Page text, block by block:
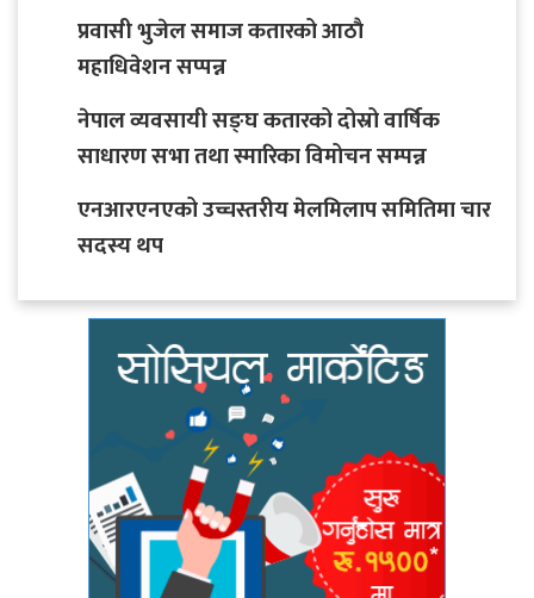
प्रवासी भुजेल समाज कतारको आठाै
महाधिवेशन सप्पन्न
नेपाल व्यवसायी सङ्घ कतारको दोस्रो वार्षिक
साधारण सभा तथा स्मारिका विमोचन सम्पन्न
एनआरएनएको उच्चस्तरीय मेलमिलाप समितिमा चार
सदस्य थप